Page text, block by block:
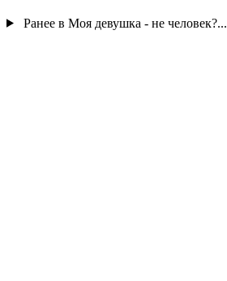
Ранее в Моя девушка - не человек?...